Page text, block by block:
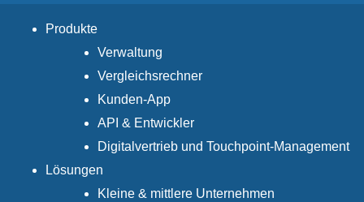
Produkte
Verwaltung
Vergleichsrechner
Kunden-App
API & Entwickler
Digitalvertrieb und Touchpoint-Management
Lösungen
Kleine & mittlere Unternehmen